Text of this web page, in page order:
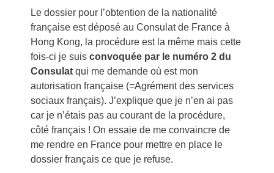
Le dossier pour l’obtention de la nationalité
française est déposé au Consulat de France à
Hong Kong, la procédure est la même mais cette
fois-ci je suisconvoquée par le numéro 2 du
Consulat qui me demande où est mon
autorisation française (=Agrément des services
sociaux français). J’explique que je n’en ai pas
car je n’étais pas au courant de la procédure,
côté français ! On essaie de me convaincre de
me rendre en France pour mettre en place le
dossier français ce que je refuse.